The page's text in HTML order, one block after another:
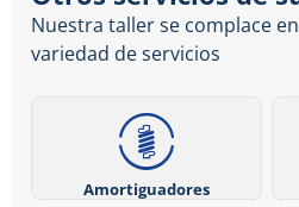
Nuestra taller se complace
variedad de servicios
Amortiguadores